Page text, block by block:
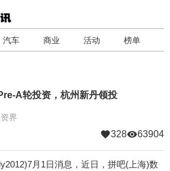
汽车 商业 活动 榜单
A轮投资，杭州新丹领投
界
328 63904
月1日消息，近日，拼吧(上海)数